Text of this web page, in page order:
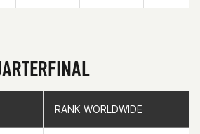
RANK WORLDWIDE
RANK WORLDWIDE